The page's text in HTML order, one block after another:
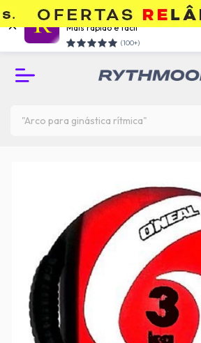
Use o app e economize
Mais rápido e facil
(100+)
10% DE DESCONTO